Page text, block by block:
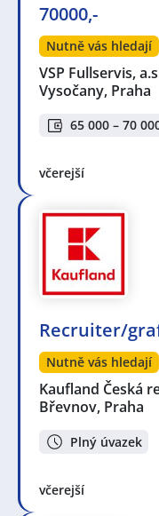
70000,-
Nutně vás hledají
VSP Fullservis,
Vysočany, Praha
65 000 – 70
včerejší
Recruiter/
Nutně vás hledají
Kaufland Česká
Břevnov, Praha
Plný úvazek
včerejší